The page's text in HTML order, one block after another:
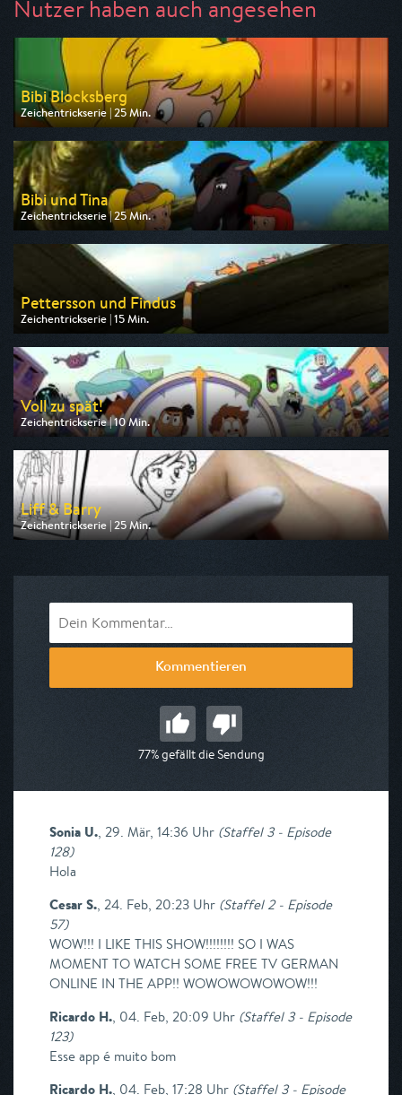
Nutzer haben auch angesehen
Bibi Blocksberg
Zeichentrickserie | 25 Min.
Ausgestrahlt von ZDF
am 09.08.2026, 07:25
Bibi und Tina
Zeichentrickserie | 25 Min.
Ausgestrahlt von ZDF
am 09.08.2026, 07:50
Pettersson und Findus
Zeichentrickserie | 15 Min.
Ausgestrahlt von ZDF
am 09.08.2026, 06:45
Voll zu spät!
Zeichentrickserie | 10 Min.
Ausgestrahlt von Super RTL
am 08.08.2026, 17:15
Liff & Barry
Zeichentrickserie | 25 Min.
Ausgestrahlt von Disney Channel
Kommentieren
77% gefällt die Sendung
Sonia U., 29. Mär, 14:36 Uhr (Staffel 3 - Episode
128)
Hola
Cesar S., 24. Feb, 20:23 Uhr (Staffel 2 - Episode
57)
WOW!!! I LIKE THIS SHOW!!!!!!!! SO I WAS
MOMENT TO WATCH SOME FREE TV GERMAN
ONLINE IN THE APP!! WOWOWOWOWOW!!!
Ricardo H., 04. Feb, 20:09 Uhr (Staffel 3 - Episode
123)
Esse app é muito bom
Ricardo H., 04. Feb, 17:28 Uhr (Staffel 3 - Episode